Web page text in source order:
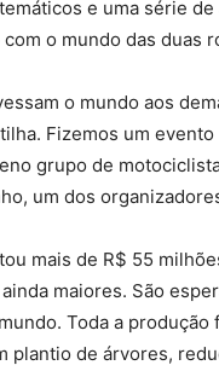
e uma série
o mundo das duas
o mundo aos
Fizemos um
grupo de
um dos
mais de R$ 55
maiores. São
Toda a
plantio de árvores,